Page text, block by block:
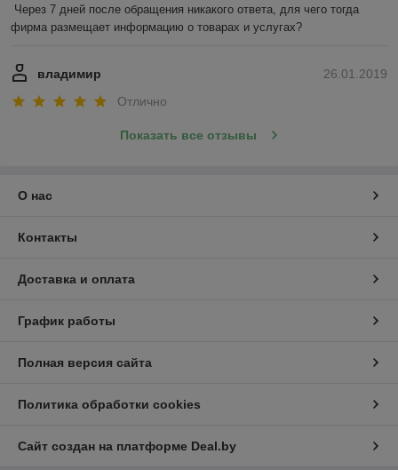
Через 7 дней после обращения никакого ответа, для чего тогда
фирма размещает информацию о товарах и услугах?
26.01.2019
владимир
Отлично
Показать все отзывы
О нас
Контакты
Доставка и оплата
График работы
Полная версия сайта
Политика обработки cookies
Сайт создан на платформе Deal.by